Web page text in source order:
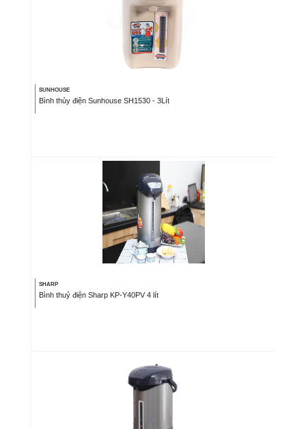
SUNHOUSE
Bình thủy điện Sunhouse SH1530 - 3Lít
SHARP
Bình thuỷ điện Sharp KP-Y40PV 4 lít